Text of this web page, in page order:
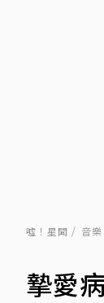
噓！星聞 音樂
摯愛